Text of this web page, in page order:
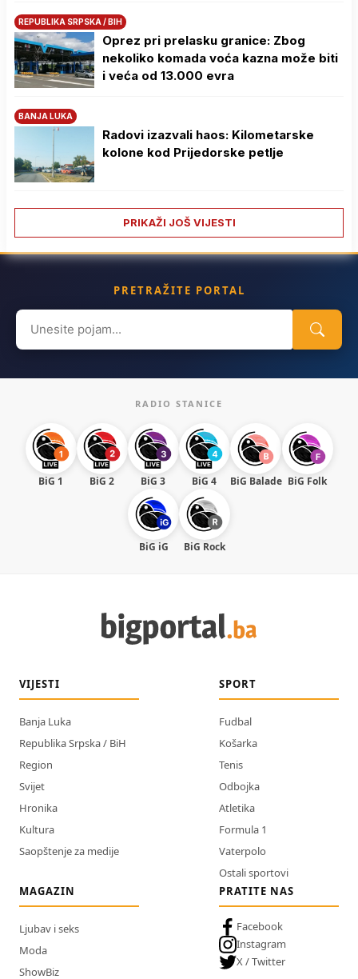
REPUBLIKA SRPSKA / BIH
Oprez pri prelasku granice: Zbog
nekoliko komada voća kazna može biti
i veća od 13.000 evra
BANJA LUKA
Radovi izazvali haos: Kilometarske
kolone kod Prijedorske petlje
PRIKAŽI JOŠ VIJESTI
PRETRAŽITE PORTAL
Search
for:
RADIO STANICE
BiG 1 BiG 2 BiG 3 BiG 4 BiG Balade BiG Folk
BiG iG BiG Rock
VIJESTI
Banja Luka
Republika Srpska / BiH
Region
Svijet
Hronika
Kultura
Saopštenje za medije
SPORT
Fudbal
Košarka
Tenis
Odbojka
Atletika
Formula 1
Vaterpolo
Ostali sportovi
MAGAZIN
Ljubav i seks
Moda
ShowBiz
PRATITE NAS
Facebook
Instagram
X / Twitter